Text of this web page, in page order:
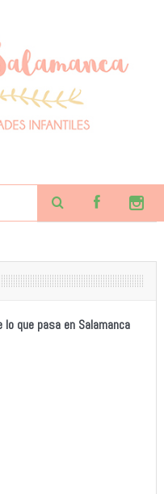
lo que pasa en Salamanca